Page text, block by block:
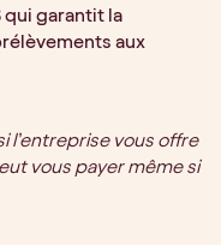
qui garantit la
aux
l’entreprise vous offre
vous payer même si